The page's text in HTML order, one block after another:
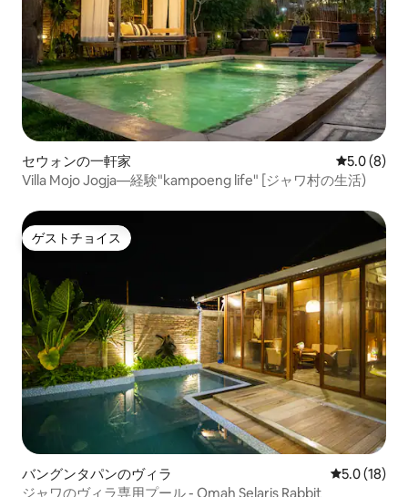
セウォンの一軒家 レビュー8
5.0 (8)
Villa Mojo Jogja—経験"kampoeng life" [ジャワ村の生活)
ゲストチョイス
ゲストチョイス
バングンタパンのヴィラ レビュー18
5.0 (18)
ジャワのヴィラ専用プール - Omah Selaris Rabbit